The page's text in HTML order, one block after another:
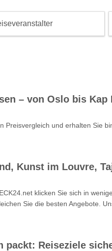
– von Oslo bis
Preisvergleich und erhalten Sie
Kunst im Louvre,
klicken Sie sich in
Sie die besten Angebote.
packt: Reiseziele